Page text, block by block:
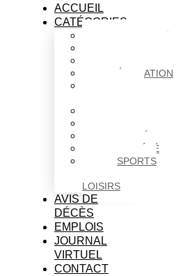
ACCUEIL
CATÉGORIES
ÉDUCATION
SOCIÉTÉ
SPORTS
LOISIRS
AVIS DE
DÉCÈS
EMPLOIS
JOURNAL
VIRTUEL
CONTACT